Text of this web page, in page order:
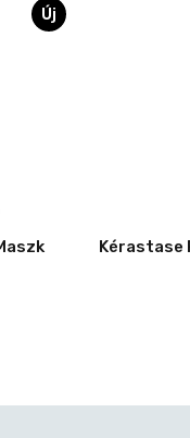
Új